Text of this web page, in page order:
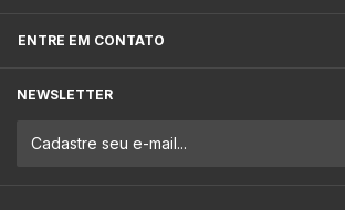
ENTRE EM CONTATO
NEWSLETTER